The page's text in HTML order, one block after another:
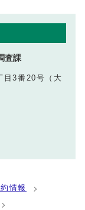
査課
3番20号（大
情報